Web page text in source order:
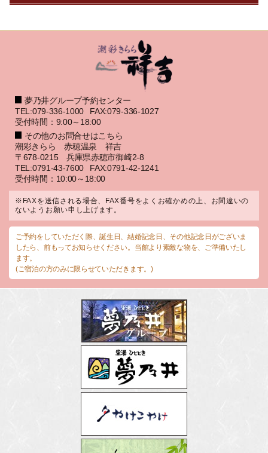
夢乃井グループ予約センター
TEL:079-336-1000
FAX:079-336-1027
受付時間：9:00～18:00
その他のお問合せはこちら
潮彩きらら 赤穂温泉 祥吉
〒678-0215 兵庫県赤穂市御崎2-8
TEL:0791-43-7600
FAX:0791-42-1241
受付時間：10:00～18:00
※FAXを送信される場合、FAX番号をよくお確かめの上、お間違いの
ないようお願い申し上げます。
ご予約をしていただく際、誕生日、結婚記念日、その他記念日がございま
したら、前もってお知らせください。当館より素敵な物を、ご準備いたし
ます。
(ご宿泊の方のみに限らせていただきます。)